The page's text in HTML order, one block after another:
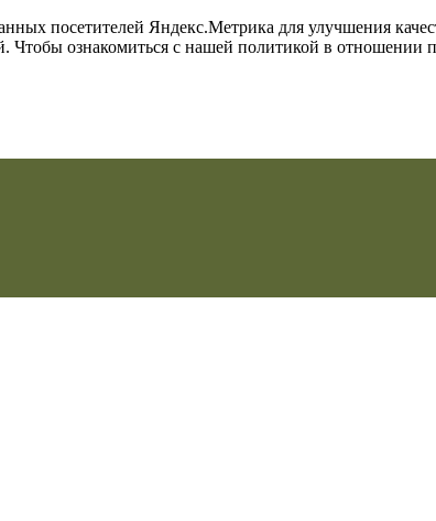
посетителей Яндекс.Метрика для улучшения
Чтобы ознакомиться с нашей политикой в отношении